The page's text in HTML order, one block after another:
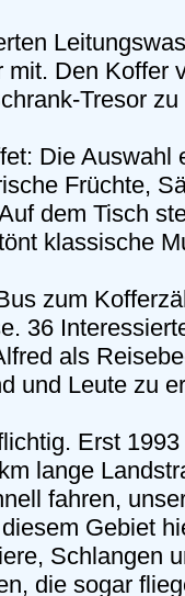
Den Koffer
Tresor
Die Auswahl
Früchte,
dem Tisch
klassische
zum
36
als
und Leute zu
Erst
lange
fahren,
Gebiet
Schlangen
die sogar